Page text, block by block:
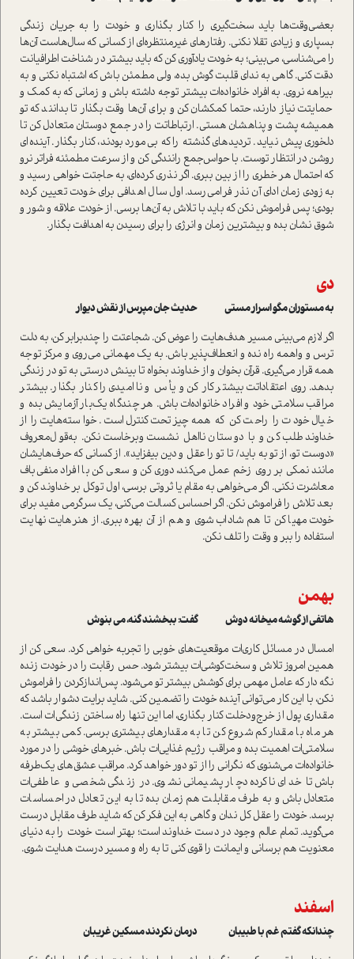
بعضی‌وقت‌ها باید سخت‌گیری را کنار بگذاری و خودت را به جریان زندگی
بسپاری و زیادی تقلا نکنی. رفتارهای غیرمنتظره‌ای از کسانی که سال‌هاست آن‌ها
را می‌شناسی، می‌بینی؛ به خودت یادآوری کن که باید بیشتر در شناخت اطرافیانت
دقت کنی. گاهی به ندای قلبت گوش بده، ولی مطمئن باش که اشتباه نکنی و به
بیراهه نروی. به افراد خانواده‌ات بیشتر توجه داشته باش و زمانی که به کمک و
حمایتت نیاز دارند، حتما کمکشان کن و برای آن‌ها وقت بگذار تا بدانند که تو
همیشه پشت و پناهشان هستی. ارتباطاتت را در جمع دوستان متعادل کن تا
دلخوری پیش نیاید. تردیدهای گذشته را که بی‌مورد بودند، کنار بگذار. آینده‌ای
روشن در انتظار توست. با حواس‌جمع رانندگی کن و از سرعت مطمئنه فراتر نرو
که احتمال هر خطری را از بین ببری. اگر نذری کرده‌ای، به حاجتت خواهی رسید و
به‌زودی زمان ادای آن نذر فرا‌می‌رسد. اول سال اهدافی برای خودت تعیین کرده
بودی؛ پس فراموش نکن که باید با تلاش به آن‌ها برسی. از خودت علاقه و شور و
شوق نشان بده و بیشترین زمان و انرژی را برای رسیدن به اهدافت بگذار.
دی
به مستوران مگو اسرار مستی حدیث جان مپرس از نقش دیوار
اگر لازم می‌بینی مسیر هدف‌هایت را عوض کن. شجاعتت را چند‌برابر کن، به دلت
ترس و واهمه راه نده و انعطاف‌پذیر باش. به یک مهمانی می‌روی و مرکز توجه
همه قرار می‌گیری. قرآن بخوان و از خداوند بخواه تا بینش درستی به تو در زندگی
بدهد. روی اعتقاداتت بیشتر کار کن و یأس و ناامیدی را کنار بگذار. بیشتر
مراقب سلامتی خود و افراد خانواده‌ات باش. هر چندگاه یک‌بار آزمایش بده و
خیال خودت را راحت کن که همه‌چیز تحت‌کنترل است. خواسته‌هایت را از
خداوند طلب کن و با دوستان نااهل نشست‌و‌برخاست نکن. به‌قول‌معروف
«دوست تو، از تو به باید/ تا تو را عقل و دین بیفزاید». از کسانی که حرف‌هایشان
مانند نمکی بر روی زخم عمل می‌کند، دوری کن و سعی کن با افراد منفی‌باف
معاشرت نکنی. اگر می‌خواهی به مقام یا ثروتی برسی، اول توکل بر خداوند کن و
بعد تلاش را فراموش نکن. اگر احساس کسالت می‌کنی، یک سرگرمی مفید برای
خودت مهیا کن تا هم شاداب شوی و هم از آن بهره ببری. از هنرهایت نهایت
استفاده را ببر و وقت را تلف نکن.
بهمن
هاتفی از گوشه میخانه دوش گفت: ببخشند گنه، می بنوش
امسال در مسائل کاری‌ات موقعیت‌های خوبی را تجربه خواهی کرد. سعی کن از
همین امروز تلاش و سخت‌کوشی‌ات بیشتر شود. حس رقابت را در خودت زنده
نگه دار که عامل مهمی برای کوشش بیشتر تو می‌شود. پس‌انداز‌کردن را فراموش
نکن، با این کار می‌توانی آینده خودت را تضمین کنی. شاید برایت دشوار باشد که
مقداری پول از خرج‌و‌دخلت کنار بگذاری، اما این تنها راه ساختن زندگی‌ات است.
هر ماه با مقدار کم شروع کن تا به مقدارهای بیشتری برسی. کمی بیشتر به
سلامتی‌ات اهمیت بده و مراقب رژیم غذایی‌ات باش. خبرهای خوشی را در مورد
خانواده‌ات می‌شنوی که نگرانی را از تو دور خواهد کرد. مراقب عشق‌های یک‌طرفه
باش تا خدای ناکرده دچار پشیمانی نشوی. در زندگی شخصی‌ و عاطفی‌ات
متعادل باش و به طرف مقابلت هم زمان بده تا به این تعادل در احساسات
برسد. خودت را عقل کل ندان و گاهی به این فکر کن که شاید طرف مقابل درست
می‌گوید. تمام عالم وجود در دست خداوند است؛ بهتر است خودت را به دنیای
معنویت هم برسانی و ایمانت را قوی کنی تا به راه و مسیر درست هدایت شوی.
اسفند
چندانکه گفتم غم با طبیبان درمان نکردند مسکین غریبان